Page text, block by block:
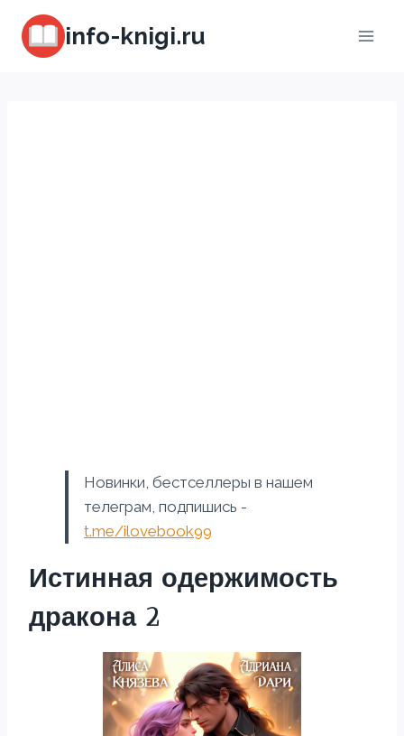
Перейти
содержимому
info-knigi.ru
Новинки, бестселлеры в нашем
телеграм, подпишись -
t.me/ilovebook99
Истинная одержимость
дракона 2